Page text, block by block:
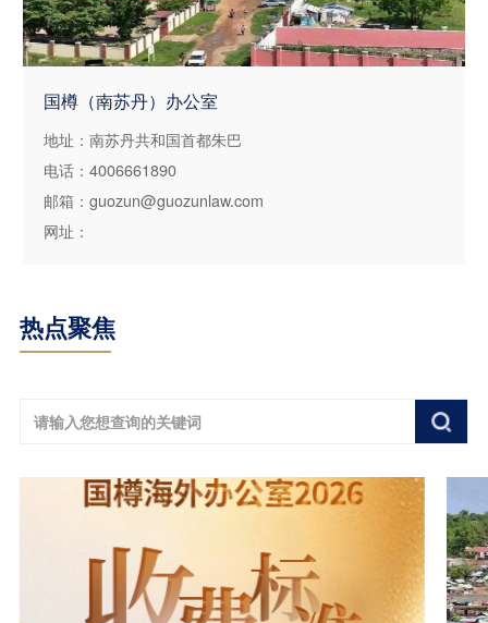
国樽（南苏丹）办公室
地址：南苏丹共和国首都朱巴
电话：4006661890
邮箱：guozun@guozunlaw.com
网址：
热点聚焦